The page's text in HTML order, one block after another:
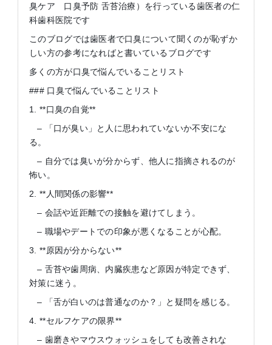
臭ケア 口臭予防 舌苔治療）を行っている歯医者の仁
科歯科医院です
このブログでは歯医者で口臭について聞くのが恥ずか
しい方の参考になればと書いているブログです
多くの方が口臭で悩んでいることリスト
### 口臭で悩んでいることリスト
1. **口臭の自覚**
– 「口が臭い」と人に思われていないか不安にな
る。
– 自分では臭いが分からず、他人に指摘されるのが
怖い。
2. **人間関係の影響**
– 会話や近距離での接触を避けてしまう。
– 職場やデートでの印象が悪くなることが心配。
3. **原因が分からない**
– 舌苔や歯周病、内臓疾患など原因が特定できず、
対策に迷う。
– 「舌が白いのは普通なのか？」と疑問を感じる。
4. **セルフケアの限界**
– 歯磨きやマウスウォッシュをしても改善されな